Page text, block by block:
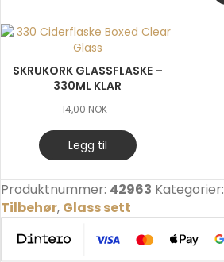
SKRUKORK GLASSFLASKE –
330ML KLAR
14,00 NOK
Legg til
Produktnummer: 42963 Kategorier:
Tilbehør, Glass sett